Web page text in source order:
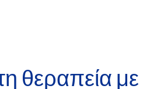
θεραπεία με